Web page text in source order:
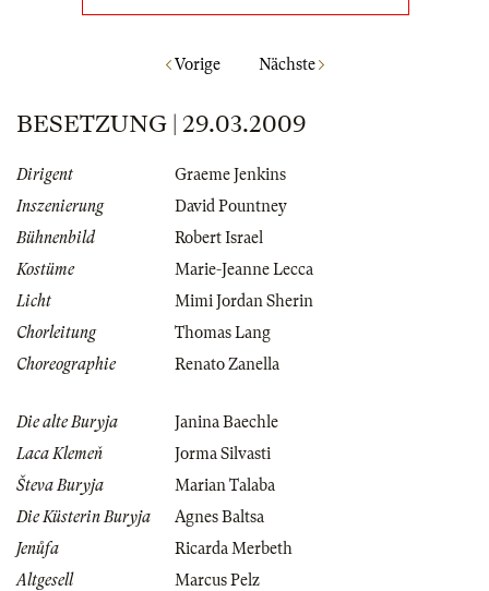
Vorige Nächste
BESETZUNG | 29.03.2009
Dirigent
Graeme Jenkins
Inszenierung
David Pountney
Bühnenbild
Robert Israel
Kostüme
Marie-Jeanne Lecca
Licht
Mimi Jordan Sherin
Chorleitung
Thomas Lang
Choreographie
Renato Zanella
Die alte Buryja
Janina Baechle
Laca Klemeň
Jorma Silvasti
Števa Buryja
Marian Talaba
Die Küsterin Buryja
Agnes Baltsa
Jenůfa
Ricarda Merbeth
Altgesell
Marcus Pelz